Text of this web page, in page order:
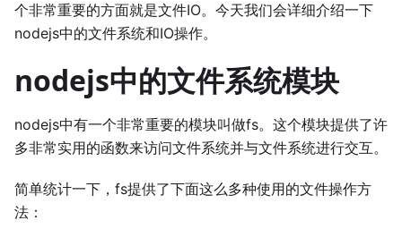
个非常重要的方面就是文件IO。今天我们会详细介绍一下
nodejs中的文件系统和IO操作。
nodejs中的文件系统模块
nodejs中有一个非常重要的模块叫做fs。这个模块提供了许
多非常实用的函数来访问文件系统并与文件系统进行交互。
简单统计一下，fs提供了下面这么多种使用的文件操作方
法：